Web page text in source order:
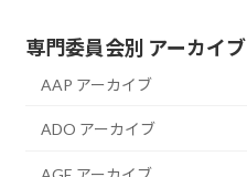
専門委員会別 アーカイブ
AAP アーカイブ
ADO アーカイブ